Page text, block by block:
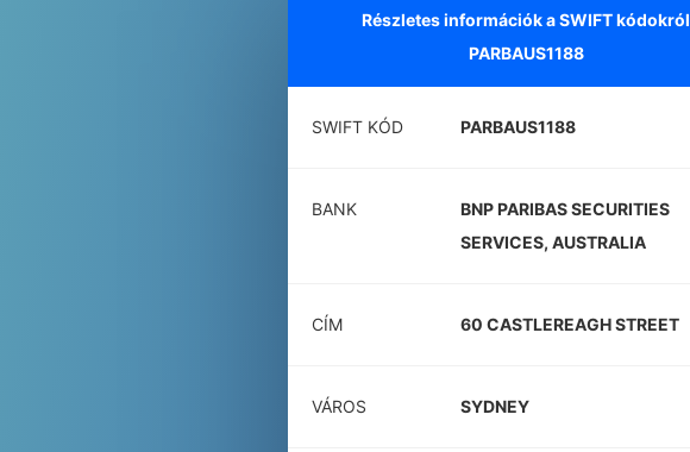
Részletes információk a SWIFT kódokról
PARBAUS1188
SWIFT KÓD PARBAUS1188
BANK
BNP PARIBAS SECURITIES
SERVICES, AUSTRALIA
CÍM 60 CASTLEREAGH STREET
VÁROS SYDNEY